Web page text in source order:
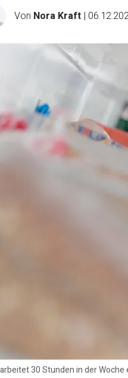
Von Nora Kraft |
30 Stunden in der